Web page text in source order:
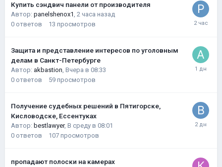
Купить сэндвич панели от производителя
Автор: panelshenox1, 2 часа назад
0 ответов 13 просмотров
Защита и представление интересов по уголовным
делам в Санкт-Петербурге
Автор: akbastion, Вчера в 08:33
0 ответов 59 просмотров
Получение судебных решений в Пятигорске,
Кисловодске, Ессентуках
Автор: bestlawyer, В среду в 08:01
0 ответов 107 просмотров
пропадают полоски на камерах